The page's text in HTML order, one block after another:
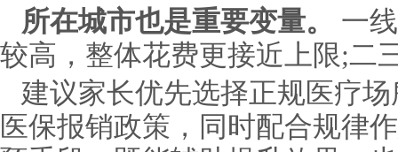
所在城市也是重要变量。 一
较高，整体花费更接近上限;二
建议家长优先选择正规医疗
医保报销政策，同时配合规律